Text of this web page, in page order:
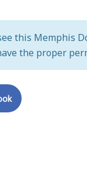
this Memphis
the proper